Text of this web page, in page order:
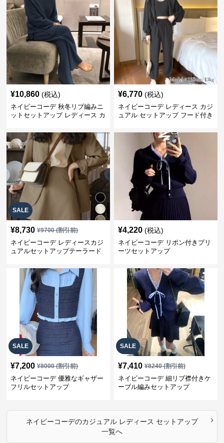
¥10,860 (税込)
ネイビーコーデ 秋冬リブ編みニ
ットセットアップ レディース カ
¥6,770 (税込)
ネイビーコーデ レディース カジ
ュアル セットアップ フード付き
SALE
¥8,730 ¥9700(割引前)
ネイビーコーデ レディースカジ
ュアルセットアップテーラード
¥4,220 (税込)
ネイビーコーデ リボン付きプリ
ーツセットアップ
SALE
¥7,200 ¥8000(割引前)
ネイビーコーデ 優雅なギャザー
フリルセットアップ
SALE
¥7,410 ¥8240(割引前)
ネイビーコーデ 細リブ襟付きケ
ーブル編みセットアップ
ネイビーコーデのカジュアル レディース セットアップ
一覧へ
›